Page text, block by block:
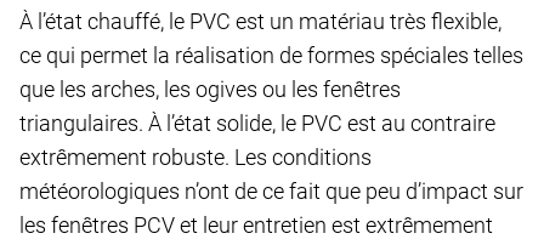
À l’état chauffé, le PVC est un matériau très flexible,
ce qui permet la réalisation de formes spéciales telles
que les arches, les ogives ou les fenêtres
triangulaires. À l’état solide, le PVC est au contraire
extrêmement robuste. Les conditions
météorologiques n’ont de ce fait que peu d’impact sur
les fenêtres PCV et leur entretien est extrêmement